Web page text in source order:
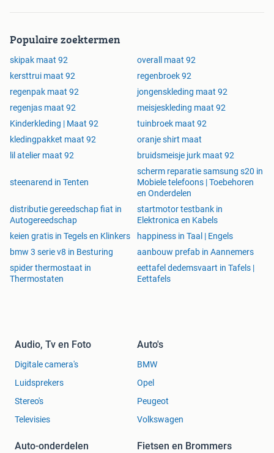
Populaire zoektermen
skipak maat 92
overall maat 92
kersttrui maat 92
regenbroek 92
regenpak maat 92
jongenskleding maat 92
regenjas maat 92
meisjeskleding maat 92
Kinderkleding | Maat 92
tuinbroek maat 92
kledingpakket maat 92
oranje shirt maat
lil atelier maat 92
bruidsmeisje jurk maat 92
steenarend in Tenten
scherm reparatie samsung s20 in
Mobiele telefoons | Toebehoren
en Onderdelen
distributie gereedschap fiat in
Autogereedschap
startmotor testbank in
Elektronica en Kabels
keien gratis in Tegels en Klinkers
happiness in Taal | Engels
bmw 3 serie v8 in Besturing
aanbouw prefab in Aannemers
spider thermostaat in
Thermostaten
eettafel dedemsvaart in Tafels |
Eettafels
Audio, Tv en Foto
Digitale camera's
Luidsprekers
Stereo's
Televisies
Auto's
BMW
Opel
Peugeot
Volkswagen
Auto-onderdelen Fietsen en Brommers